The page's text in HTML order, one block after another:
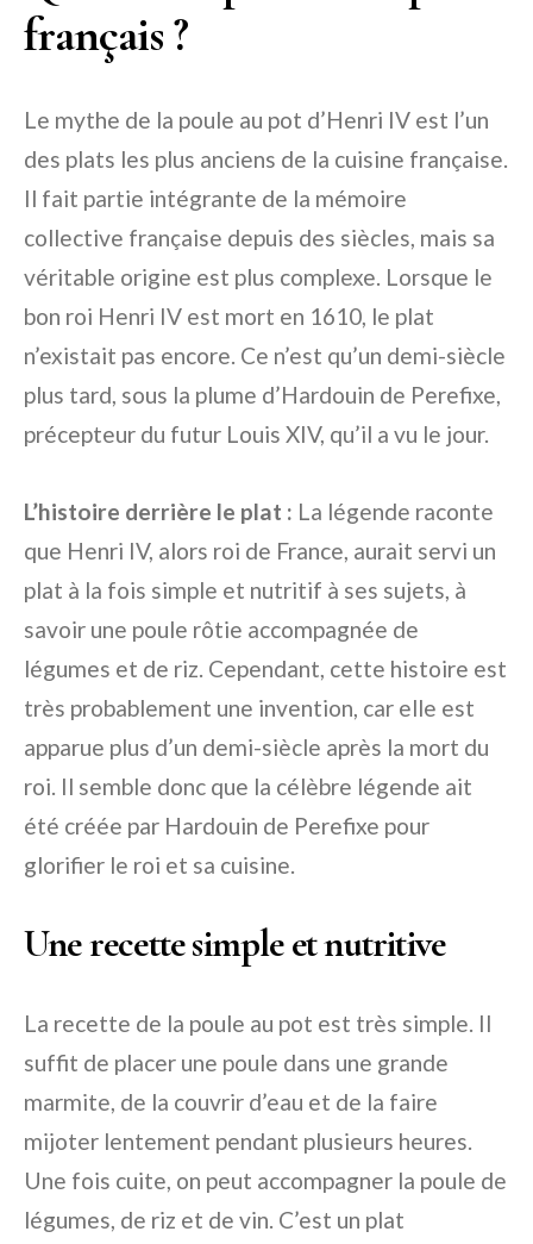
français ?
Le mythe de la poule au pot d’Henri IV est l’un
des plats les plus anciens de la cuisine française.
Il fait partie intégrante de la mémoire
collective française depuis des siècles, mais sa
véritable origine est plus complexe. Lorsque le
bon roi Henri IV est mort en 1610, le plat
n’existait pas encore. Ce n’est qu’un demi-siècle
plus tard, sous la plume d’Hardouin de Perefixe,
précepteur du futur Louis XIV, qu’il a vu le jour.
L’histoire derrière le plat : La légende raconte
que Henri IV, alors roi de France, aurait servi un
plat à la fois simple et nutritif à ses sujets, à
savoir une poule rôtie accompagnée de
légumes et de riz. Cependant, cette histoire est
très probablement une invention, car elle est
apparue plus d’un demi-siècle après la mort du
roi. Il semble donc que la célèbre légende ait
été créée par Hardouin de Perefixe pour
glorifier le roi et sa cuisine.
Une recette simple et nutritive
La recette de la poule au pot est très simple. Il
suffit de placer une poule dans une grande
marmite, de la couvrir d’eau et de la faire
mijoter lentement pendant plusieurs heures.
Une fois cuite, on peut accompagner la poule de
légumes, de riz et de vin. C’est un plat